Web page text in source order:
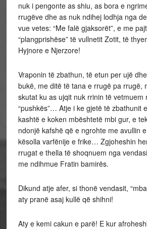
nuk i pengonte as shiu, as bora e
rrugëve dhe as nuk ndihej lodhja nga
vue vetes: “Me falë gjaksorët”, e me
“plangprishëse” të vullnetit Zotit, të
Hyjnore e Njerzore!
Vraponin të zbathun, të etun per ujë
bukë, me ditë të tana e rrugë pa rrugë,
skutat ku as ujqit nuk rrinin të vetmuem
“pushkës”… Atje i ke gjetë të zbathunit
kashtë e koken mbështetë mbi gur, e
ndonjë kafshë që e ngrohte me avullin
kësolla varfënije e frike… Zgjoheshin
rrugat e thella të shoqnuem nga
me ndihmue Fratin bamirës.
Dikund atje afer, si thonë vendasit,
aty pranë asaj kullë që shihni!
Aty e kemi cakun e parë! E kur